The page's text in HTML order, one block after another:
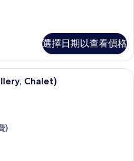
選擇日期以查看價格
標準開放式客房, 陽台 (with Gallery,
Chalet)
)